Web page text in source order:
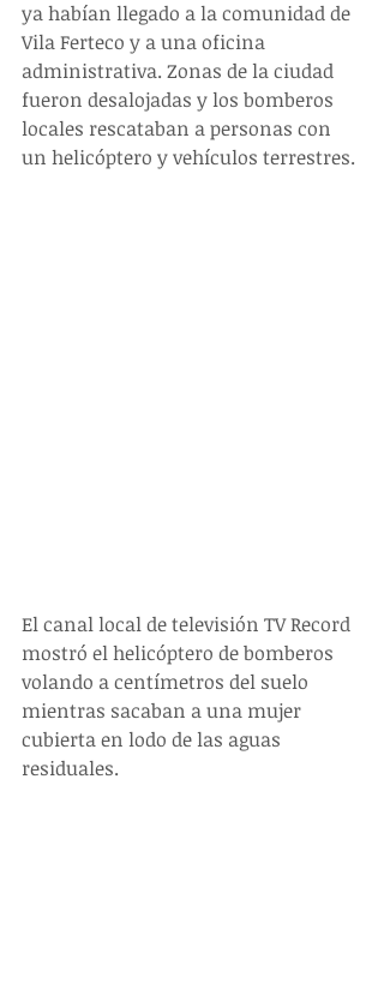
ya habían llegado a la comunidad de
Vila Ferteco y a una oficina
administrativa. Zonas de la ciudad
fueron desalojadas y los bomberos
locales rescataban a personas con
un helicóptero y vehículos terrestres.
El canal local de televisión TV Record
mostró el helicóptero de bomberos
volando a centímetros del suelo
mientras sacaban a una mujer
cubierta en lodo de las aguas
residuales.